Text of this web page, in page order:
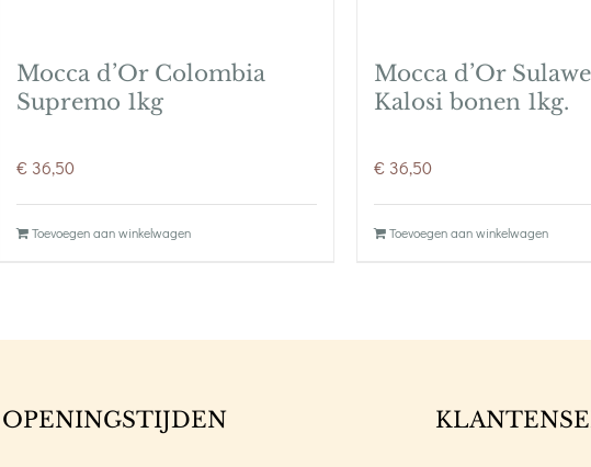
Mocca d’Or Colombia
Supremo 1kg
€ 36,50
Toevoegen aan winkelwagen
Mocca d’Or
Kalosi bonen 1kg.
€ 36,50
Toevoegen aan winkelwagen
OPENINGSTIJDEN